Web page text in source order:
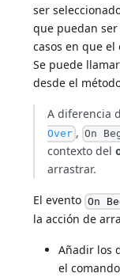
ser
que puedan
casos en que
Se puede
desde el
A diferencia
Over , On
contexto del
arrastrar.
El evento On
la acción de
Añadir los
el